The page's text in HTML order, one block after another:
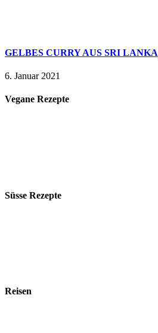
GELBES CURRY AUS SRI LANKA
6. Januar 2021
Vegane Rezepte
Süsse Rezepte
Reisen